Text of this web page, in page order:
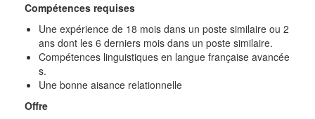
Compétences requises
Une expérience de 18 mois dans un poste similaire ou 2
ans dont les 6 derniers mois dans un poste similaire.
Compétences linguistiques en langue française avancée
s.
Une bonne aisance relationnelle
Offre